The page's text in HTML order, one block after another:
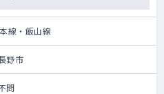
線・飯山線
野市
問